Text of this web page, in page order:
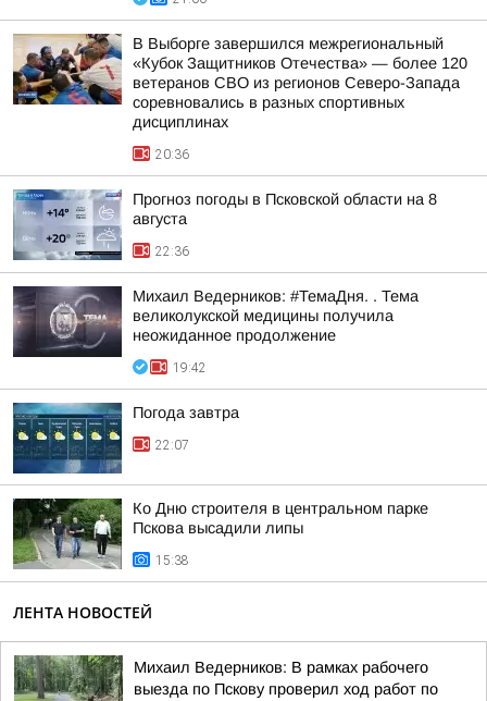
В Выборге завершился межрегиональный
«Кубок Защитников Отечества» — более 120
ветеранов СВО из регионов Северо-Запада
соревновались в разных спортивных
дисциплинах
20:36
Прогноз погоды в Псковской области на 8
августа
22:36
Михаил Ведерников: #ТемаДня. . Тема
великолукской медицины получила
неожиданное продолжение
19:42
Погода завтра
22:07
Ко Дню строителя в центральном парке
Пскова высадили липы
15:38
ЛЕНТА НОВОСТЕЙ
Михаил Ведерников: В рамках рабочего
выезда по Пскову проверил ход работ по